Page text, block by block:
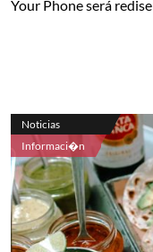
Your Phone será
Noticias
Informaci�n